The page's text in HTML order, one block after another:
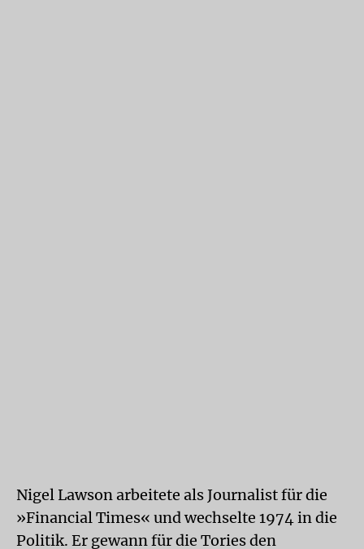
Nigel Lawson arbeitete als Journalist für die
»Financial Times« und wechselte 1974 in die
Politik. Er gewann für die Tories den